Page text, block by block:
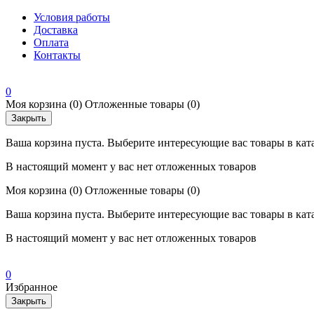
Условия работы
Доставка
Оплата
Контакты
0
Моя корзина (0) Отложенные товары (0)
Закрыть
Ваша корзина пуста. Выберите интересующие вас товары в
В настоящий момент у вас нет отложенных товаров
Моя корзина (0) Отложенные товары (0)
Ваша корзина пуста. Выберите интересующие вас товары в
В настоящий момент у вас нет отложенных товаров
0
Избранное
Закрыть